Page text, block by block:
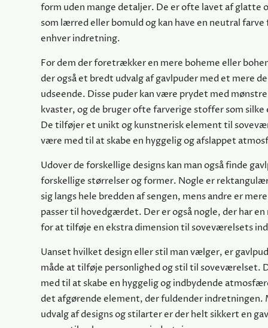
form uden mange detaljer. De er ofte lavet af glatte
som lærred eller bomuld og kan have en neutral farve
enhver indretning.
For dem der foretrækker en mere boheme eller
der også et bredt udvalg af gavlpuder med et mere
udseende. Disse puder kan være prydet med
kvaster, og de bruger ofte farverige stoffer som silke
De tilføjer et unikt og kunstnerisk element til
være med til at skabe en hyggelig og afslappet
Udover de forskellige designs kan man også finde
forskellige størrelser og former. Nogle er
sig langs hele bredden af sengen, mens andre er
passer til hovedgærdet. Der er også nogle, der har
for at tilføje en ekstra dimension til soveværelsets
Uanset hvilket design eller stil man vælger, er
måde at tilføje personlighed og stil til soveværelset.
med til at skabe en hyggelig og indbydende
det afgørende element, der fuldender indretningen.
udvalg af designs og stilarter er der helt sikkert en